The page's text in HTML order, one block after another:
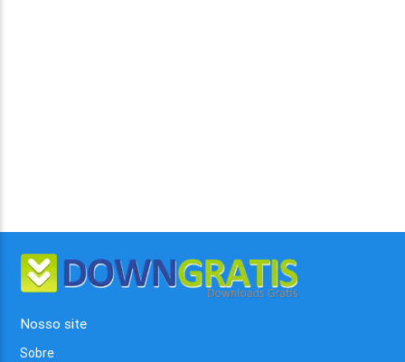
Nosso site
Sobre